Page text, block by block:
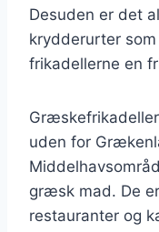
Desuden er det
krydderurter
frikadellerne en
uden for
græsk mad. De
restauranter og